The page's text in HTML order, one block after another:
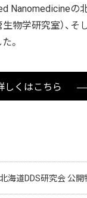
の
物学研究室）、
。
しくはこちら
北海道DDS研究会 公